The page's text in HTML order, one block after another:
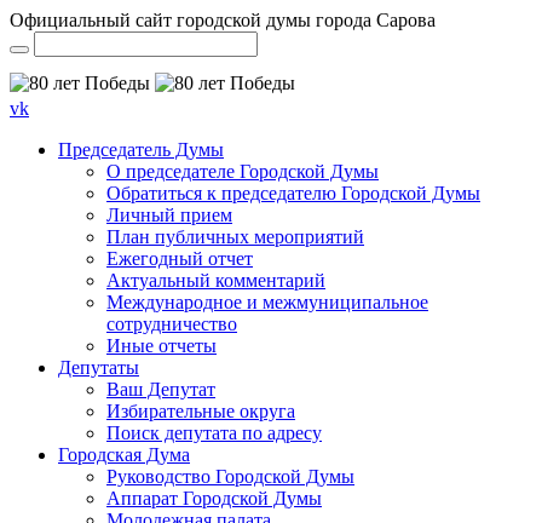
Официальный сайт городской думы города Сарова
vk
Председатель Думы
О председателе Городской Думы
Обратиться к председателю Городской Думы
Личный прием
План публичных мероприятий
Ежегодный отчет
Актуальный комментарий
Международное и межмуниципальное
сотрудничество
Иные отчеты
Депутаты
Ваш Депутат
Избирательные округа
Поиск депутата по адресу
Городская Дума
Руководство Городской Думы
Аппарат Городской Думы